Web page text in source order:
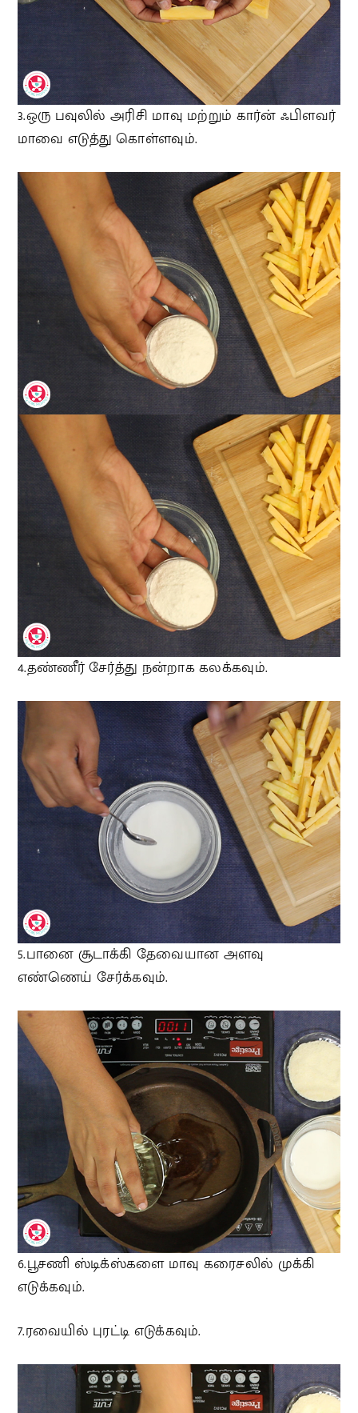
3.ஒரு பவுலில் அரிசி மாவு மற்றும் கார்ன் ஃபிளவர்
மாவை எடுத்து கொள்ளவும்.
4.தண்ணீர் சேர்த்து நன்றாக கலக்கவும்.
5.பானை சூடாக்கி தேவையான அளவு
எண்ணெய் சேர்க்கவும்.
6.பூசணி ஸ்டிக்ஸ்களை மாவு கரைசலில் முக்கி
எடுக்கவும்.
7.ரவையில் புரட்டி எடுக்கவும்.